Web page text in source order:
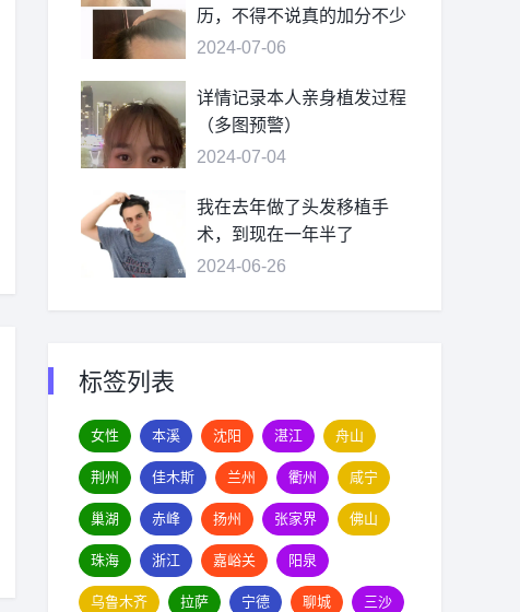
历，不得不说真的加分不少
2024-07-06
详情记录本人亲身植发过程
（多图预警）
2024-07-04
我在去年做了头发移植手
术，到现在一年半了
2024-06-26
标签列表
女性 本溪 沈阳 湛江 舟山
荆州 佳木斯 兰州 衢州 咸宁
巢湖 赤峰 扬州 张家界 佛山
珠海 浙江 嘉峪关 阳泉
乌鲁木齐 拉萨 宁德 聊城 三沙